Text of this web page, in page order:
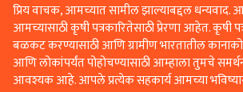
प्रिय वाचक, आमच्यात सामील झाल्याबद्दल
आमच्यासाठी कृषी पत्रकारितेसाठी प्रेरणा आहेत. कृषी
बळकट करण्यासाठी आणि ग्रामीण भारतातील
आणि लोकांपर्यंत पोहोचण्यासाठी आम्हाला तुमचे
आवश्यक आहे. आपले प्रत्येक सहकार्य आमच्या